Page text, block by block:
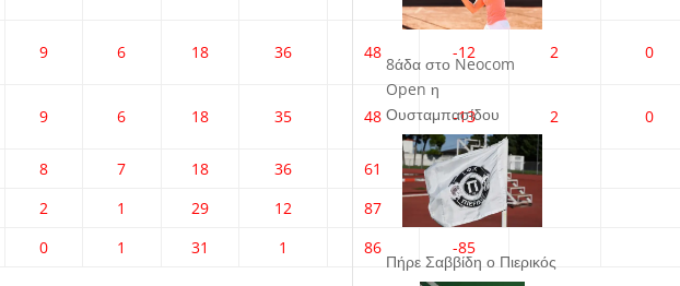
9 6 18 36 48 -12 2 0
9 6 18 35 48 -13 2 0
8 7 18 36 61
-25
2 1 29 12 87
-75
0 1 31 1 86 -85
8άδα στο Neocom
Open η
Ουσταμπασίδου
Πήρε Σαββίδη ο Πιερικός